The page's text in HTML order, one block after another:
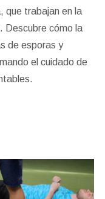
que trabajan en la
Descubre cómo la
de esporas y
el cuidado de